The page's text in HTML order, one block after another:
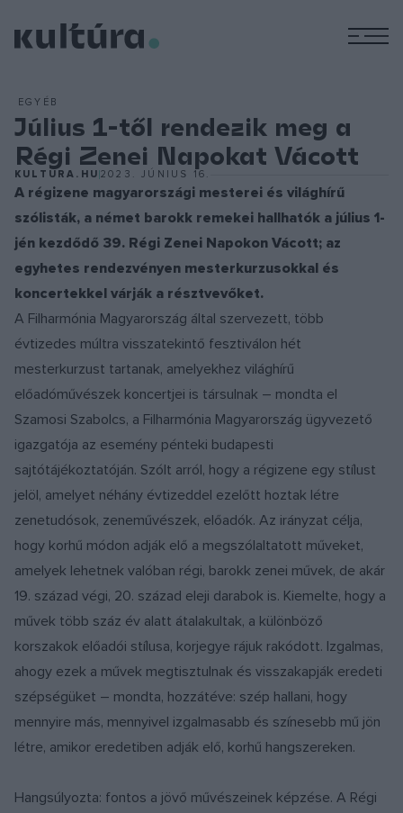
EGYÉB
Július 1-től rendezik meg a
Régi Zenei Napokat Vácott
KULTURA.HU 2023. JÚNIUS 16.
A régizene magyarországi mesterei és világhírű
szólisták, a német barokk remekei hallhatók a július 1-
jén kezdődő 39. Régi Zenei Napokon Vácott; az
egyhetes rendezvényen mesterkurzusokkal és
koncertekkel várják a résztvevőket.
A Filharmónia Magyarország által szervezett, több
évtizedes múltra visszatekintő fesztiválon hét
mesterkurzust tartanak, amelyekhez világhírű
előadóművészek koncertjei is társulnak – mondta el
Szamosi Szabolcs, a Filharmónia Magyarország ügyvezető
igazgatója az esemény pénteki budapesti
sajtótájékoztatóján. Szólt arról, hogy a régizene egy stílust
jelöl, amelyet néhány évtizeddel ezelőtt hoztak létre
zenetudósok, zeneművészek, előadók. Az irányzat célja,
hogy korhű módon adják elő a megszólaltatott műveket,
amelyek lehetnek valóban régi, barokk zenei művek, de akár
19. század végi, 20. század eleji darabok is. Kiemelte, hogy a
művek több száz év alatt átalakultak, a különböző
korszakok előadói stílusa, korjegye rájuk rakódott. Izgalmas,
ahogy ezek a művek megtisztulnak és visszakapják eredeti
szépségüket – mondta, hozzátéve: szép hallani, hogy
mennyire más, mennyivel izgalmasabb és színesebb mű jön
létre, amikor eredetiben adják elő, korhű hangszereken.
Hangsúlyozta: fontos a jövő művészeinek képzése. A Régi